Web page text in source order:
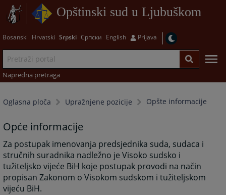
Opštinski sud u Ljubuškom
Bosanski Hrvatski Srpski Српски English Prijava
Napredna pretraga
Oglasna ploča Upražnjene pozicije Opšte informacije
Opće informacije
Za postupak imenovanja predsjednika suda, sudaca i
stručnih suradnika nadležno je Visoko sudsko i
tužiteljsko vijeće BiH koje postupak provodi na način
propisan Zakonom o Visokom sudskom i tužiteljskom
vijeću BiH.